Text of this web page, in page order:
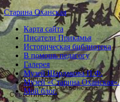
Старина Оханская
Карта сайта
Писатели Прикамья
Историческая библиотека
В помощь педагогу
Галерея
Музей Шардакова П.Ф.
Музей «Старина Оханская».
Мой блог.